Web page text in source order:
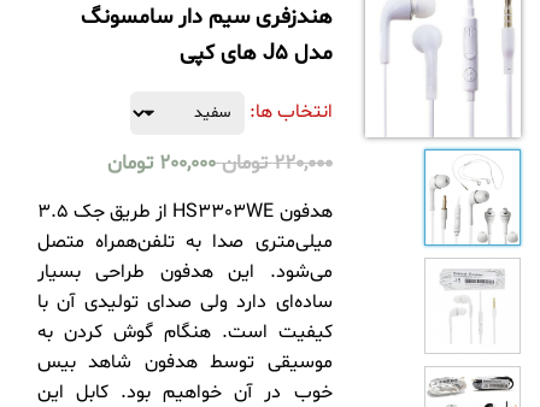
هندزفری سیم دار سامسونگ
مدل J5 های کپی
انتخاب ها:
220,000 تومان 200,000 تومان
هدفون HS3303WE از طریق جک 3.5
میلی‌متری صدا به تلفن‌همراه متصل
می‌شود. این هدفون طراحی بسیار
ساده‌ای دارد ولی صدای تولیدی آن با
کیفیت است. هنگام گوش کردن به
موسیقی توسط هدفون شاهد بیس
خوب در آن خواهیم بود. کابل این